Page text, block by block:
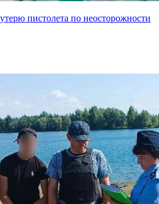
пистолета по неосторожности